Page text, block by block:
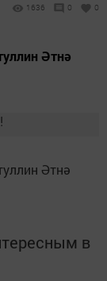
1636 0 0
Әтнә
Әтнә
в